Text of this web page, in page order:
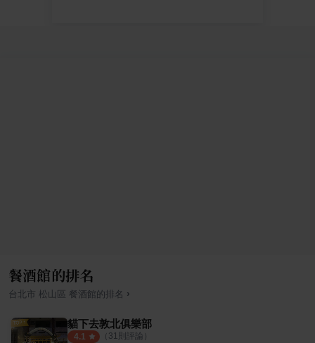
餐酒館的排名
台北市 松山區 餐酒館 的排名 ›
貓下去敦北俱樂部
4.1 （ 31則評論）